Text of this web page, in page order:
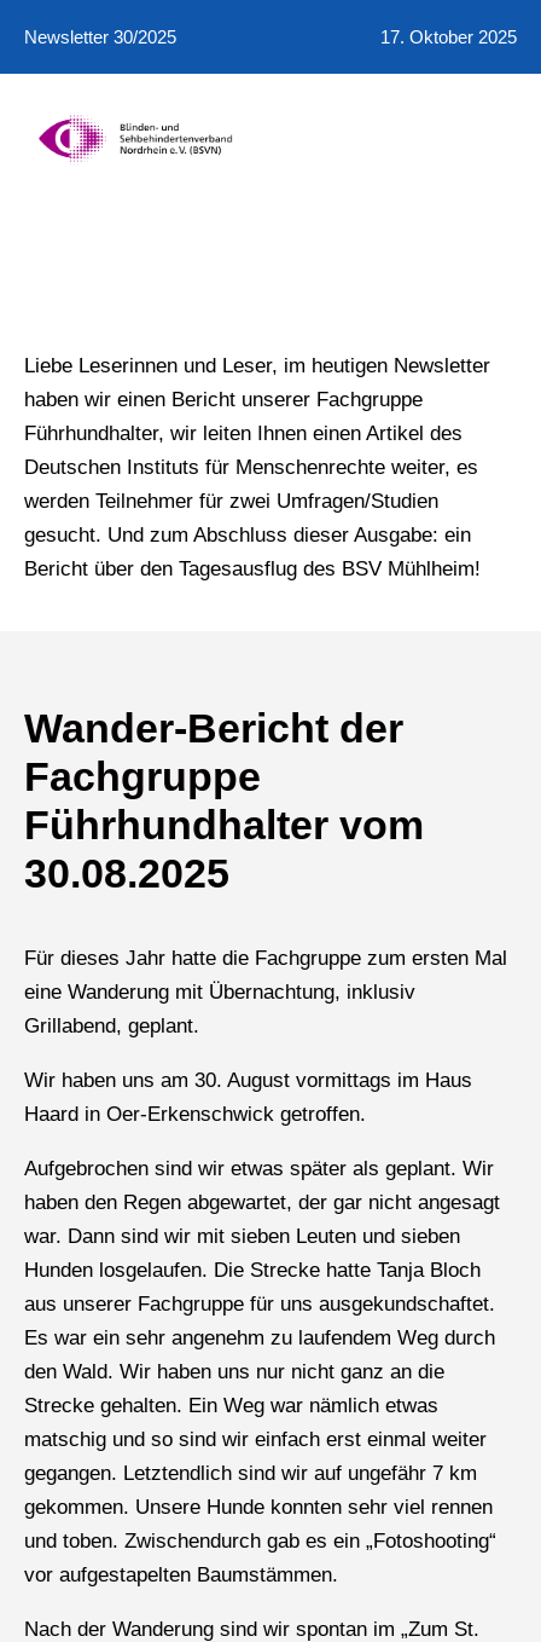
Newsletter 30/2025 17. Oktober 2025
Liebe Leserinnen und Leser, im heutigen Newsletter
haben wir einen Bericht unserer Fachgruppe
Führhundhalter, wir leiten Ihnen einen Artikel des
Deutschen Instituts für Menschenrechte weiter, es
werden Teilnehmer für zwei Umfragen/Studien
gesucht. Und zum Abschluss dieser Ausgabe: ein
Bericht über den Tagesausflug des BSV Mühlheim!
Wander-Bericht der
Fachgruppe
Führhundhalter vom
30.08.2025
Für dieses Jahr hatte die Fachgruppe zum ersten Mal
eine Wanderung mit Übernachtung, inklusiv
Grillabend, geplant.
Wir haben uns am 30. August vormittags im Haus
Haard in Oer-Erkenschwick getroffen.
Aufgebrochen sind wir etwas später als geplant. Wir
haben den Regen abgewartet, der gar nicht angesagt
war. Dann sind wir mit sieben Leuten und sieben
Hunden losgelaufen. Die Strecke hatte Tanja Bloch
aus unserer Fachgruppe für uns ausgekundschaftet.
Es war ein sehr angenehm zu laufendem Weg durch
den Wald. Wir haben uns nur nicht ganz an die
Strecke gehalten. Ein Weg war nämlich etwas
matschig und so sind wir einfach erst einmal weiter
gegangen. Letztendlich sind wir auf ungefähr 7 km
gekommen. Unsere Hunde konnten sehr viel rennen
und toben. Zwischendurch gab es ein „Fotoshooting“
vor aufgestapelten Baumstämmen.
Nach der Wanderung sind wir spontan im „Zum St.